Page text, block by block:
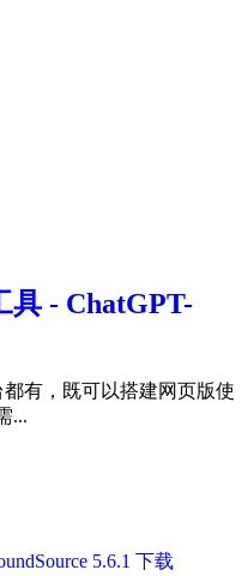
具 - ChatGPT-
有，既可以搭建网页版使
...